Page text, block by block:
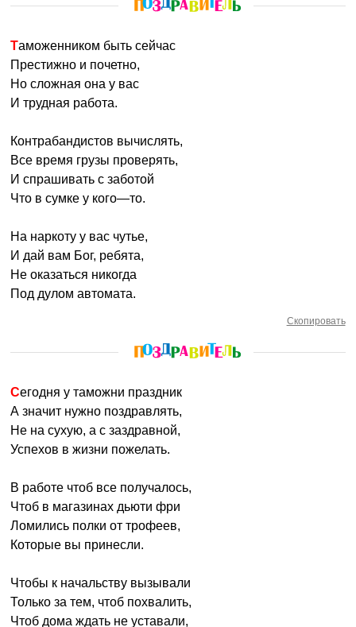
Таможенником быть сейчас
Престижно и почетно,
Но сложная она у вас
И трудная работа.
Контрабандистов вычислять,
Все время грузы проверять,
И спрашивать с заботой
Что в сумке у кого—то.
На наркоту у вас чутье,
И дай вам Бог, ребята,
Не оказаться никогда
Под дулом автомата.
Скопировать
Сегодня у таможни праздник
А значит нужно поздравлять,
Не на сухую, а с заздравной,
Успехов в жизни пожелать.
В работе чтоб все получалось,
Чтоб в магазинах дьюти фри
Ломились полки от трофеев,
Которые вы принесли.
Чтобы к начальству вызывали
Только за тем, чтоб похвалить,
Чтоб дома ждать не уставали,